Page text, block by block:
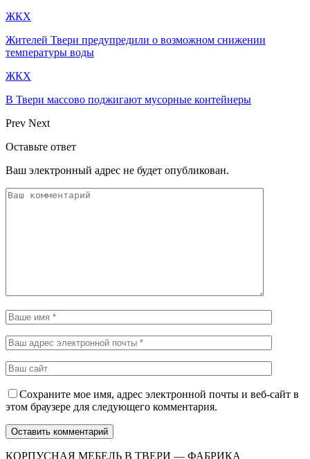
ЖКХ
Жителей Твери предупредили о возможном снижении
температуры воды
ЖКХ
В Твери массово поджигают мусорные контейнеры
Prev Next
Оставьте ответ
Ваш электронный адрес не будет опубликован.
Сохраните мое имя, адрес электронной почты и веб-сайт в
этом браузере для следующего комментария.
КОРПУСНАЯ МЕБЕЛЬ В ТВЕРИ — ФАБРИКА